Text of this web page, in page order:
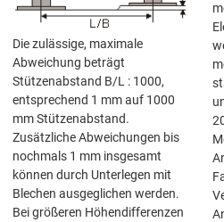
Die zulässige, maximale
Abweichung beträgt
Stützenabstand B/L : 1000,
entsprechend 1 mm auf 1000
mm Stützenabstand.
Zusätzliche Abweichungen bis
nochmals 1 mm insgesamt
können durch Unterlegen mit
Blechen ausgeglichen werden.
Bei größeren Höhendifferenzen